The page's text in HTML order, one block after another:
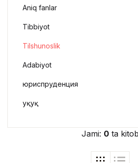
Jami: 0ta kitob
Aniq fanlar
Tibbiyot
Tilshunoslik
Adabiyot
юриспруденция
Ҳуқуқ